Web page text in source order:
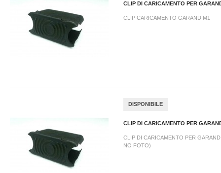
CLIP DI CARICAMENTO PER
CLIP CARICAMENTO GARAND M1
DISPONIBILE
CLIP DI CARICAMENTO PER
CLIP DI CARICAMENTO PER
NO FOTO)